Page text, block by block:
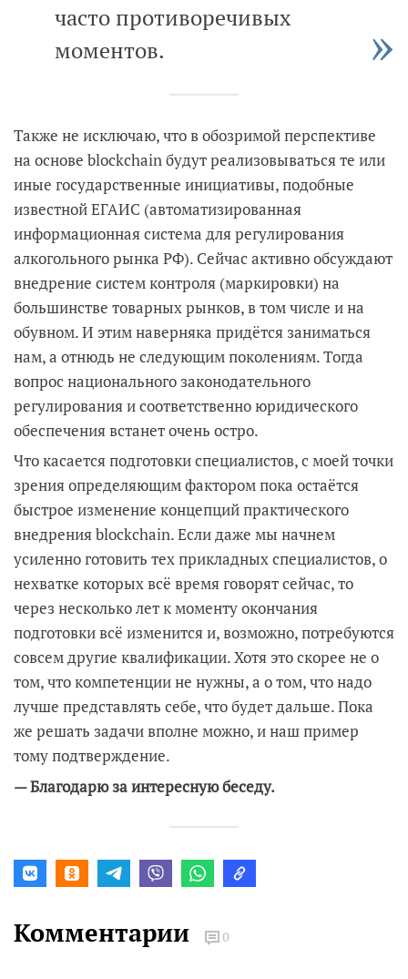
часто противоречивых
моментов.
Также не исключаю, что в обозримой перспективе
на основе blockchain будут реализовываться те или
иные государственные инициативы, подобные
известной ЕГАИС (автоматизированная
информационная система для регулирования
алкогольного рынка РФ). Сейчас активно обсуждают
внедрение систем контроля (маркировки) на
большинстве товарных рынков, в том числе и на
обувном. И этим наверняка придётся заниматься
нам, а отнюдь не следующим поколениям. Тогда
вопрос национального законодательного
регулирования и соответственно юридического
обеспечения встанет очень остро.
Что касается подготовки специалистов, с моей точки
зрения определяющим фактором пока остаётся
быстрое изменение концепций практического
внедрения blockchain. Если даже мы начнем
усиленно готовить тех прикладных специалистов, о
нехватке которых всё время говорят сейчас, то
через несколько лет к моменту окончания
подготовки всё изменится и, возможно, потребуются
совсем другие квалификации. Хотя это скорее не о
том, что компетенции не нужны, а о том, что надо
лучше представлять себе, что будет дальше. Пока
же решать задачи вполне можно, и наш пример
тому подтверждение.
— Благодарю за интересную беседу.
Комментарии 0